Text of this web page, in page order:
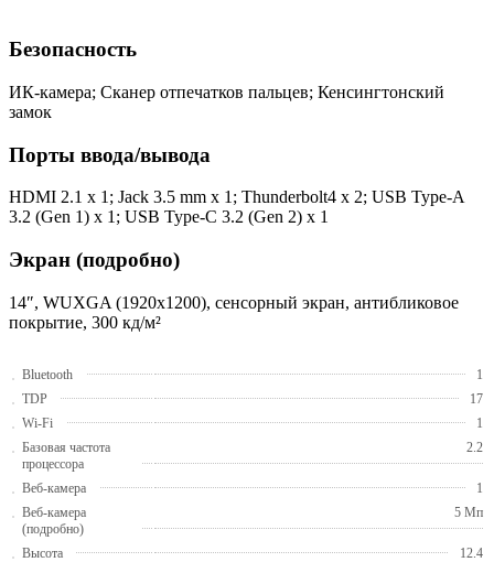
Безопасность
ИК-камера; Сканер отпечатков пальцев; Кенсингтонский
замок
Порты ввода/вывода
HDMI 2.1 x 1; Jack 3.5 mm x 1; Thunderbolt4 x 2; USB Type-A
3.2 (Gen 1) x 1; USB Type-C 3.2 (Gen 2) x 1
Экран (подробно)
14″, WUXGA (1920x1200), сенсорный экран, антибликовое
покрытие, 300 кд/м²
Bluetooth
1
TDP
17
Wi-Fi
1
Базовая частота
процессора
2.2
Веб-камера
1
Веб-камера
(подробно)
5 Мп
Высота
12.4